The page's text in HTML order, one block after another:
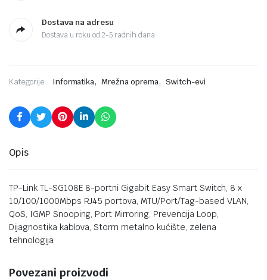
Dostava na adresu
Dostava u roku od 2-5 radnih dana
Kategorije: Informatika, Mrežna oprema, Switch-evi
Opis
TP-Link TL-SG108E 8-portni Gigabit Easy Smart Switch, 8 x
10/100/1000Mbps RJ45 portova, MTU/Port/Tag-based VLAN,
QoS, IGMP Snooping, Port Mirroring, Prevencija Loop,
Dijagnostika kablova, Storm metalno kućište, zelena
tehnologija
Povezani proizvodi